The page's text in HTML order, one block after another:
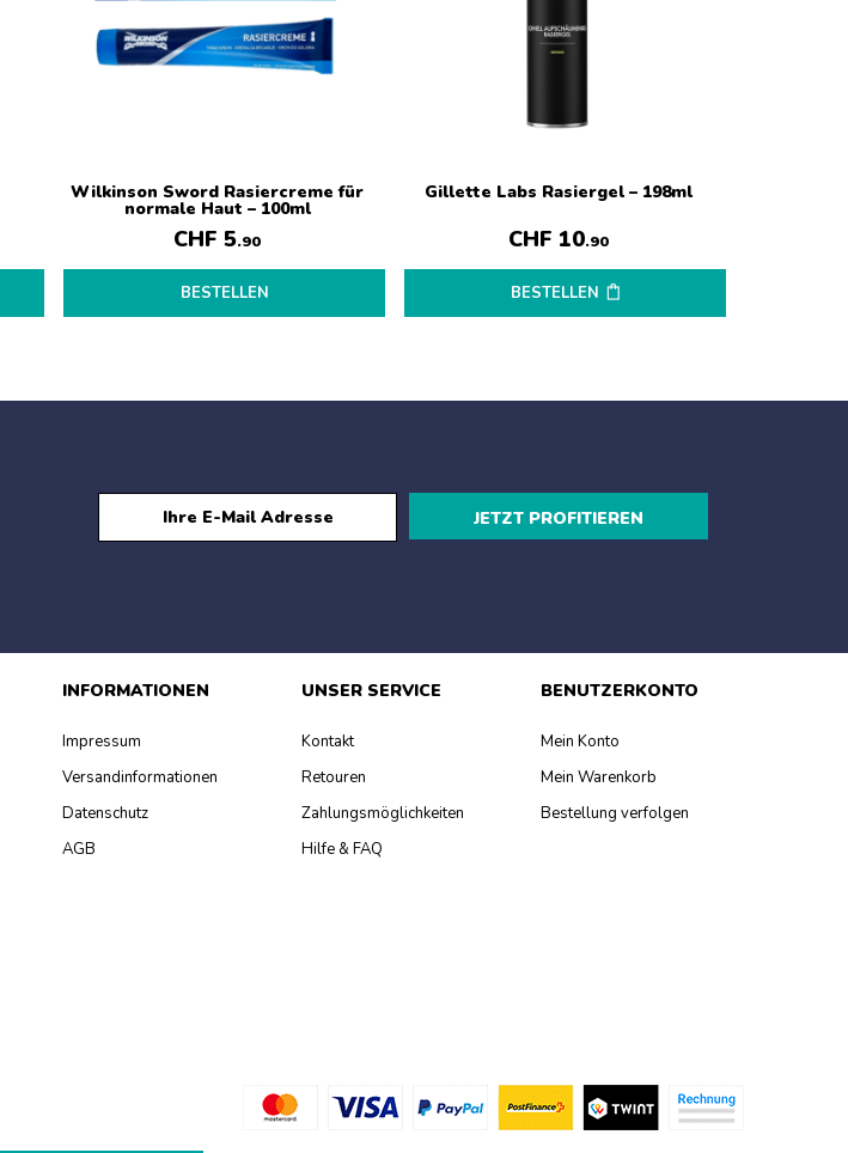
Wilkinson Sword Rasiercreme für
normale Haut – 100ml
CHF 5.90
BESTELLEN
Gillette Labs Rasiergel – 198ml
CHF 10.90
BESTELLEN
JETZT PROFITIEREN
INFORMATIONEN
Impressum
Versandinformationen
Datenschutz
AGB
UNSER SERVICE
Kontakt
Retouren
Zahlungsmöglichkeiten
Hilfe & FAQ
BENUTZERKONTO
Mein Konto
Mein Warenkorb
Bestellung verfolgen